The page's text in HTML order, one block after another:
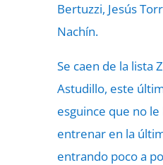
Bertuzzi, Jesús
Nachín.
Se caen de la lista
Astudillo, este
esguince que no
entrenar en la
entrando poco a